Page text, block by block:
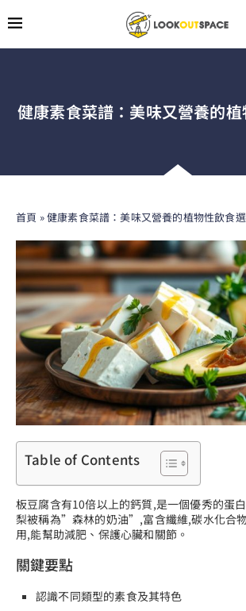
健康素食菜譜：美味又營養的
首頁 »健康素食菜譜：美味又營養的植物性飲食
Table of Contents
板豆腐含有10倍以上的鈣質,是一個優秀的蛋
梨被稱為”森林的奶油”,富含纖維,碳水化合
用,能幫助減肥、保護心臟和關節。
關鍵要點
認識不同類型的素食及其特色